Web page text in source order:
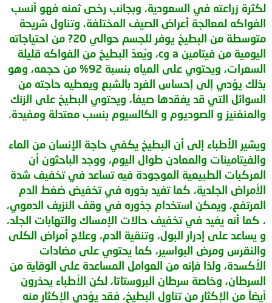
لكثرة زراعته في السعودية، وبجانب رخص ثمنه فهو أنسب
الفواكه لمعالجة أعراض الصيف المختلفة، وتناول شريحة
متوسطة من البطيخ يوفر للجسم حوالي 20? من احتياجاته
اليومية من فيتامين a وc، ويُعدّ البطيخ من الفواكه قليلة
السعرات، ويحتوي على المياه بنسبة 92% من حجمه، وهو
بذلك يؤدي إلى إحساس الفرد بالشبع ويعطيه حاجته من
السوائل التي قد يفقدها صيفاً، ويحتوي البطيخ على الزنك
والمنغنيز و الصوديوم و الكالسيوم بنسب معتدلة ومفيدة.
ويشير الأطباء إلى أن البطيخ يكفي حاجة الإنسان من الماء
والفيتامينات والمعادن طوال اليوم، ووجد الباحثون أن
المركبات الطبيعية الموجودة فيه تساعد في تخفيف شدة
الأمراض الجلدية، كما تفيد بذوره في تخفيض ضغط الدم
المرتفع، ويمكن استخدام جذوره في وقف النزيف الدموي،
، كما أنه يفيد في تخفيف حالات الإمساك والتهابات الجلد،
و يساعد على إدرار البول، وتنقية الدم، وعلاج أمراض الكلى
والنقرس ومرض البواسير، كما يحتوي على مضادات
الأكسدة، ولذا فإنه من العوامل المساعدة على الوقاية من
السرطان، وخاصة سرطان البروستاتا، لكن الأطباء يحذرون
أيضاً من الإكثار من تناول البطيخ، فقد يؤدي الإكثار منه